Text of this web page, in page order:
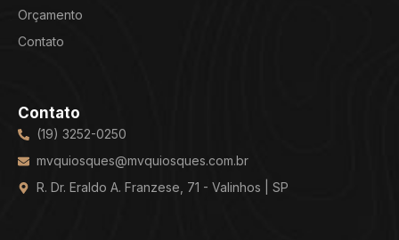
Orçamento
Contato
Contato
(19) 3252-0250
mvquiosques@mvquiosques.com.br
R. Dr. Eraldo A. Franzese, 71 - Valinhos | SP